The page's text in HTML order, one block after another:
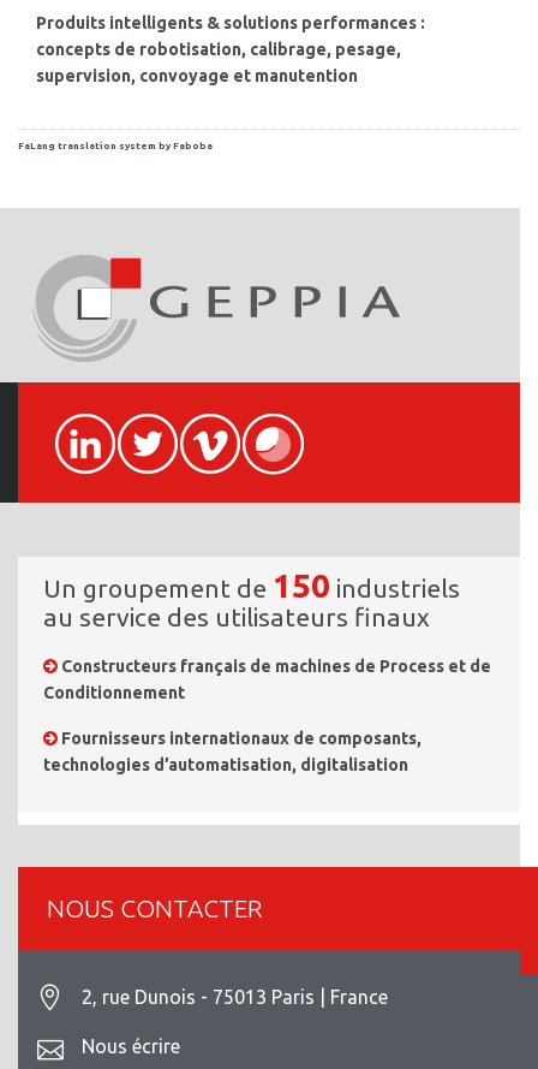
Produits intelligents & solutions performances :
concepts de robotisation, calibrage, pesage,
supervision, convoyage et manutention
FaLang translation system by Faboba
Un groupement de 150 industriels
au service des utilisateurs finaux
Constructeurs français de machines de Process et de
Conditionnement
Fournisseurs internationaux de composants,
technologies d’automatisation, digitalisation
NOUS CONTACTER
2, rue Dunois - 75013 Paris | France
Nous écrire